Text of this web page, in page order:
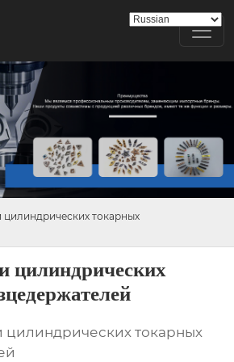
цилиндрических токарных
цилиндрических
цилиндрических токарных